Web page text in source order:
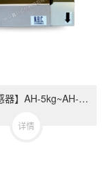
【AH传感器】AH-5kg~AH-100kg_意大利NBC Elettronica称重传感器
详情